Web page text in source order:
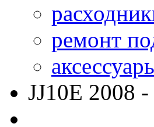
ремонт
JJ10E 2008 -